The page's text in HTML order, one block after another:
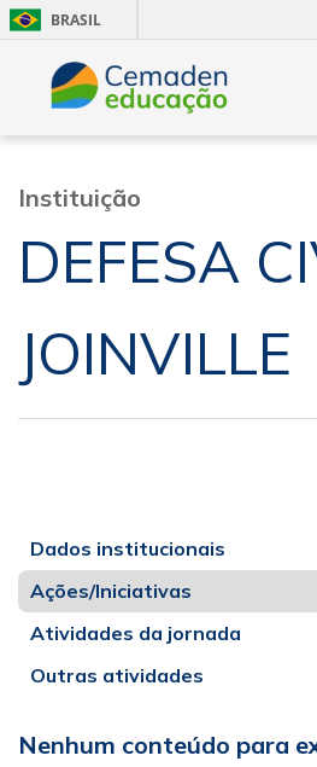
BRASIL
Instituição
DEFESA
JOINVILLE
Dados institucionais
Ações/Iniciativas
Atividades da jornada
Outras atividades
Nenhum conteúdo para